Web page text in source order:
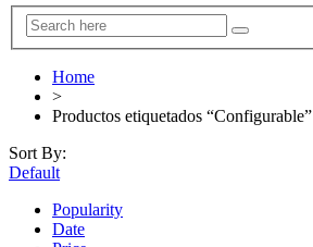
Home
>
Productos etiquetados “Configurable”
Sort By:
Default
Popularity
Date